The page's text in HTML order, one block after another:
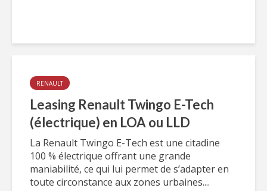
RENAULT
Leasing Renault Twingo E-Tech
(électrique) en LOA ou LLD
La Renault Twingo E-Tech est une citadine
100 % électrique offrant une grande
maniabilité, ce qui lui permet de s’adapter en
toute circonstance aux zones urbaines....